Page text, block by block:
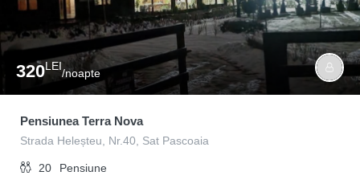
320LEI
/noapte
Pensiunea Terra Nova
Strada Heleșteu, Nr.40, Sat Pascoaia
20 Pensiune